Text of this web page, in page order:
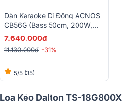
Dàn Karaoke Di Động ACNOS
CB56G (Bass 50cm, 200W,
Kèm 2 Micro)
7.640.000đ
11.130.000đ -31%
5/5 (35)
Loa Kéo Dalton TS-18G800X